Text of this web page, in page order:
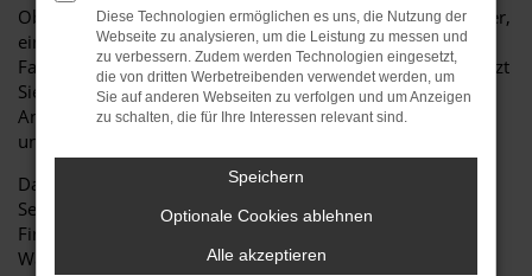
Ob Sie auf der Suche nach einem alltagstauglichen Begleiter,
einem sportlichen Modell oder einem komfortablen
Fahrzeug für längere Strecken sind – unser Team unterstützt
Sie dabei, das passende Fahrzeug für Ihre Wünsche und
Anforderungen zu finden. Wir beraten ehrlich, individuell
und markenoffen.
Darüber hinaus bieten wir Ihnen umfassende
Serviceleistungen rund um Ihren Škoda Kamiq: von
Finanzierung und Leasing über Inzahlungnahme bis hin zu
Wartung und Reparatur – alles aus einer Hand.
Diese Technologien ermöglichen es uns, die Nutzung der
Webseite zu analysieren, um die Leistung zu messen und
zu verbessern. Zudem werden Technologien eingesetzt,
die von dritten Werbetreibenden verwendet werden, um
Sie auf anderen Webseiten zu verfolgen und um Anzeigen
zu schalten, die für Ihre Interessen relevant sind.
Speichern
Optionale Cookies ablehnen
Alle akzeptieren